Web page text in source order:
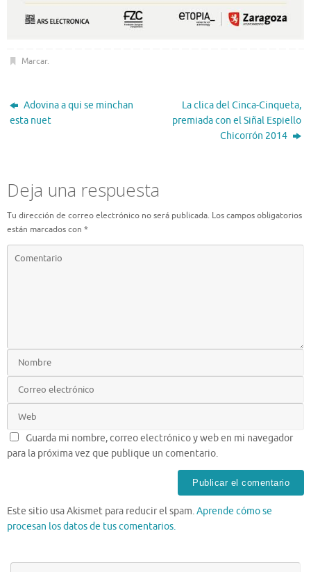
Marcar.
Adovina a qui se minchan
esta nuet
La clica del Cinca-Cinqueta,
premiada con el Siñal Espiello
Chicorrón 2014
Deja una respuesta
Tu dirección de correo electrónico no será publicada. Los campos obligatorios
están marcados con *
Guarda mi nombre, correo electrónico y web en mi navegador
para la próxima vez que publique un comentario.
Este sitio usa Akismet para reducir el spam.Aprende cómo se
procesan los datos de tus comentarios.